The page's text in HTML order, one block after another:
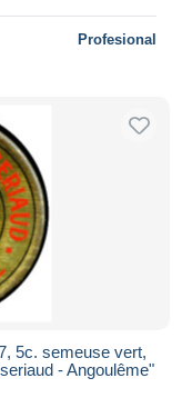
Profesional
5c. semeuse vert,
- Angoulême"